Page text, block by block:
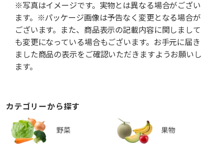
※写真はイメージです。実物とは異なる場合がござい
ます。※パッケージ画像は予告なく変更となる場合が
ございます。また、商品表示の記載内容に関しまして
も変更になっている場合もございます。お手元に届き
ました商品の表示をご確認いただきますようお願いし
ます。
カテゴリーから探す